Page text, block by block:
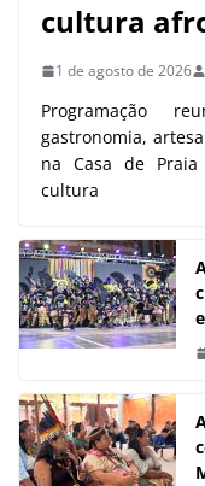
cultura
1 de agosto de 2026
Programação
gastronomia,
na Casa de
cultura